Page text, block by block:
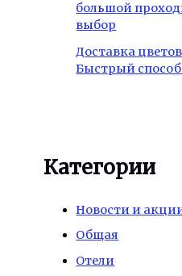
большой
выбор
Доставка
Быстрый
Категории
Новости и
Общая
Отели